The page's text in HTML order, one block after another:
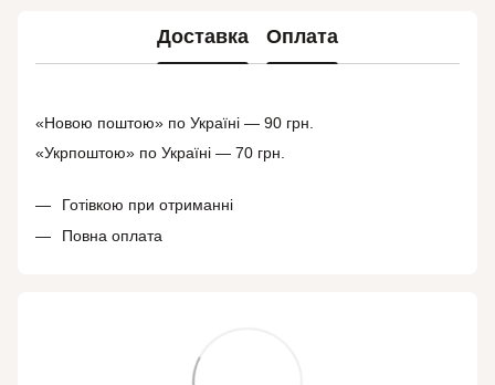
Доставка Оплата
«Новою поштою» по Україні — 90 грн.
«Укрпоштою» по Україні — 70 грн.
Готівкою при отриманні
Повна оплата